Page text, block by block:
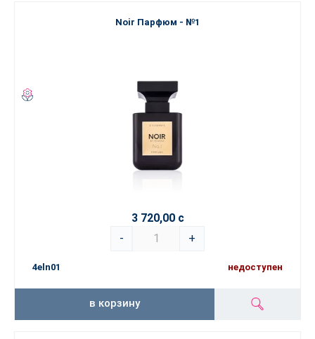
Noir Парфюм - №1
3 720,00 с
-
+
4eln01 недоступен
в корзину